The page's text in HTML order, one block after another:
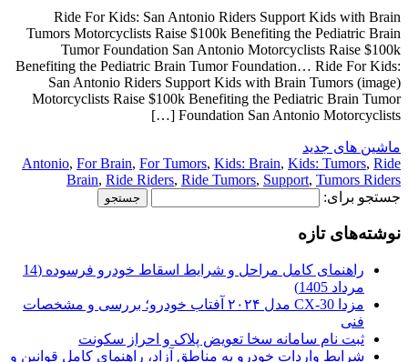
Ride For Kids: San Antonio Riders Support Kids with Brain
Tumors Motorcyclists Raise $100k Benefiting the Pediatric Brain
Tumor Foundation San Antonio Motorcyclists Raise $100k
Benefiting the Pediatric Brain Tumor Foundation… Ride For Kids:
San Antonio Riders Support Kids with Brain Tumors (image)
Motorcyclists Raise $100k Benefiting the Pediatric Brain Tumor
Foundation San Antonio Motorcyclists […]
ماشین های جدید
Antonio, For Brain, For Tumors, Kids: Brain, Kids: Tumors, Ride
Brain, Ride Riders, Ride Tumors, Support, Tumors Riders
جستجو برای:
نوشته‌های تازه
راهنمای کامل مراحل و شرایط اسقاط خودرو فرسوده (14
مرداد 1405)
مزدا CX-30 مدل ۲۰۲۴ آفتاب خودرو؛ بررسی و مشخصات
فنی
ثبت نام سامانه سخا تعویض پلاک و احراز سکونت
شرایط واردات خودرو به مناطق آزاد، راهنمای کامل قوانین و